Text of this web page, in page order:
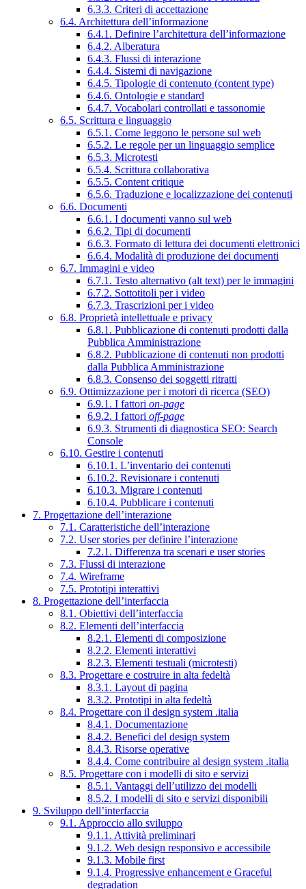
6.3.3. Criteri di accettazione
6.4. Architettura dell’informazione
6.4.1. Definire l’architettura dell’informazione
6.4.2. Alberatura
6.4.3. Flussi di interazione
6.4.4. Sistemi di navigazione
6.4.5. Tipologie di contenuto (content type)
6.4.6. Ontologie e standard
6.4.7. Vocabolari controllati e tassonomie
6.5. Scrittura e linguaggio
6.5.1. Come leggono le persone sul web
6.5.2. Le regole per un linguaggio semplice
6.5.3. Microtesti
6.5.4. Scrittura collaborativa
6.5.5. Content critique
6.5.6. Traduzione e localizzazione dei contenuti
6.6. Documenti
6.6.1. I documenti vanno sul web
6.6.2. Tipi di documenti
6.6.3. Formato di lettura dei documenti elettronici
6.6.4. Modalità di produzione dei documenti
6.7. Immagini e video
6.7.1. Testo alternativo (alt text) per le immagini
6.7.2. Sottotitoli per i video
6.7.3. Trascrizioni per i video
6.8. Proprietà intellettuale e privacy
6.8.1. Pubblicazione di contenuti prodotti dalla
Pubblica Amministrazione
6.8.2. Pubblicazione di contenuti non prodotti
dalla Pubblica Amministrazione
6.8.3. Consenso dei soggetti ritratti
6.9. Ottimizzazione per i motori di ricerca (SEO)
6.9.1. I fattori on-page
6.9.2. I fattori off-page
6.9.3. Strumenti di diagnostica SEO: Search
Console
6.10. Gestire i contenuti
6.10.1. L’inventario dei contenuti
6.10.2. Revisionare i contenuti
6.10.3. Migrare i contenuti
6.10.4. Pubblicare i contenuti
7. Progettazione dell’interazione
7.1. Caratteristiche dell’interazione
7.2. User stories per definire l’interazione
7.2.1. Differenza tra scenari e user stories
7.3. Flussi di interazione
7.4. Wireframe
7.5. Prototipi interattivi
8. Progettazione dell’interfaccia
8.1. Obiettivi dell’interfaccia
8.2. Elementi dell’interfaccia
8.2.1. Elementi di composizione
8.2.2. Elementi interattivi
8.2.3. Elementi testuali (microtesti)
8.3. Progettare e costruire in alta fedeltà
8.3.1. Layout di pagina
8.3.2. Prototipi in alta fedeltà
8.4. Progettare con il design system .italia
8.4.1. Documentazione
8.4.2. Benefici del design system
8.4.3. Risorse operative
8.4.4. Come contribuire al design system .italia
8.5. Progettare con i modelli di sito e servizi
8.5.1. Vantaggi dell’utilizzo dei modelli
8.5.2. I modelli di sito e servizi disponibili
9. Sviluppo dell’interfaccia
9.1. Approccio allo sviluppo
9.1.1. Attività preliminari
9.1.2. Web design responsivo e accessibile
9.1.3. Mobile first
9.1.4. Progressive enhancement e Graceful
degradation